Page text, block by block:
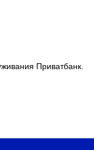
Приватбанк.